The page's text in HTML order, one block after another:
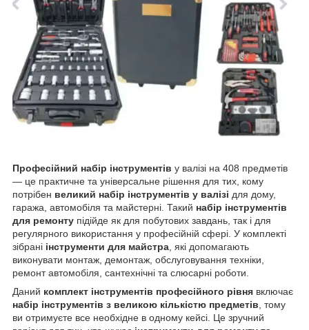
Професійний набір інструментів у валізі на 408 предметів
— це практичне та універсальне рішення для тих, кому
потрібен великий набір інструментів у валізі для дому,
гаража, автомобіля та майстерні. Такий набір інструментів
для ремонту підійде як для побутових завдань, так і для
регулярного використання у професійній сфері. У комплекті
зібрані інструменти для майстра , які допомагають
виконувати монтаж, демонтаж, обслуговування техніки,
ремонт автомобіля, сантехнічні та слюсарні роботи.
Даний комплект інструментів професійного рівня включає
набір інструментів з великою кількістю предметів , тому
ви отримуєте все необхідне в одному кейсі. Це зручний